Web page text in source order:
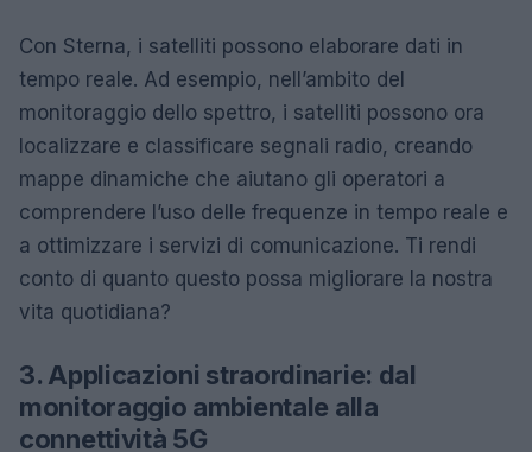
Con Sterna, i satelliti possono elaborare dati in
tempo reale. Ad esempio, nell’ambito del
monitoraggio dello spettro, i satelliti possono ora
localizzare e classificare segnali radio, creando
mappe dinamiche che aiutano gli operatori a
comprendere l’uso delle frequenze in tempo reale e
a ottimizzare i servizi di comunicazione. Ti rendi
conto di quanto questo possa migliorare la nostra
vita quotidiana?
3. Applicazioni straordinarie: dal
monitoraggio ambientale alla
connettività 5G